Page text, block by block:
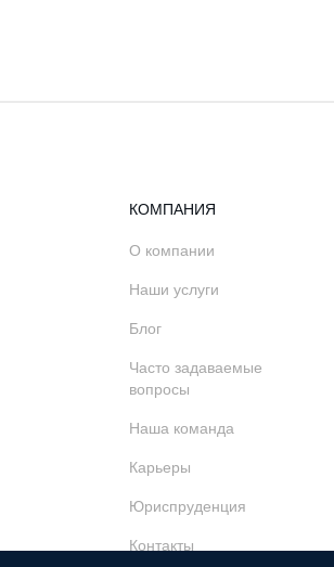
КОМПАНИЯ
О компании
Наши услуги
Блог
Часто задаваемые
вопросы
Наша команда
Карьеры
Юриспруденция
Контакты